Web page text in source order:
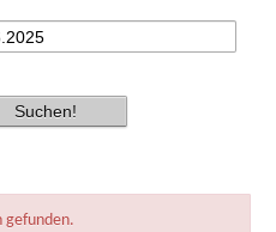
gefunden.